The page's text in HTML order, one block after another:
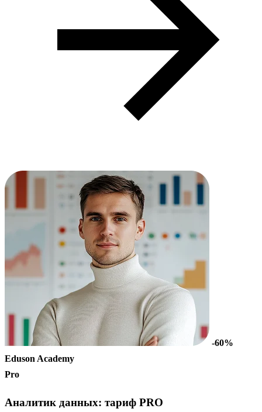
-60%
Eduson Academy
Pro
Аналитик данных: тариф PRO